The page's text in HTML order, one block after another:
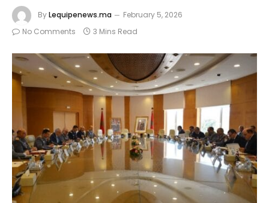
ByLequipenews.ma
February 5, 2026
No Comments
3 Mins Read